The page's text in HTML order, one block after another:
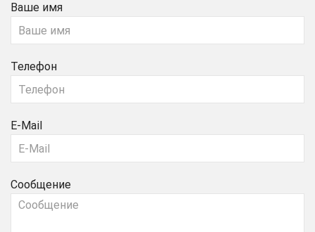
Ваше имя
Телефон
E-Mail
Сообщение